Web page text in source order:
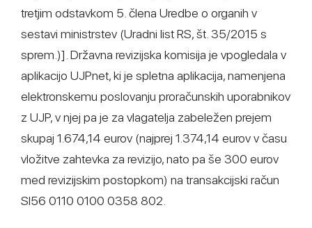
tretjim odstavkom 5. člena Uredbe o organih v
sestavi ministrstev (Uradni list RS, št. 35/2015 s
sprem.)]. Državna revizijska komisija je vpogledala v
aplikacijo UJPnet, ki je spletna aplikacija, namenjena
elektronskemu poslovanju proračunskih uporabnikov
z UJP, v njej pa je za vlagatelja zabeležen prejem
skupaj 1.674,14 eurov (najprej 1.374,14 eurov v času
vložitve zahtevka za revizijo, nato pa še 300 eurov
med revizijskim postopkom) na transakcijski račun
SI56 0110 0100 0358 802.